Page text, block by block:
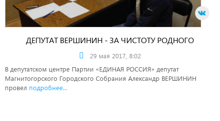
ДЕПУТАТ ВЕРШИНИН - ЗА ЧИСТОТУ РОДНОГО
29 мая 2017, 8:02
В депутатском центре Партии «ЕДИНАЯ РОССИЯ» депутат
Магнитогорского Городского Собрания Александр ВЕРШИНИН
провел подробнее...